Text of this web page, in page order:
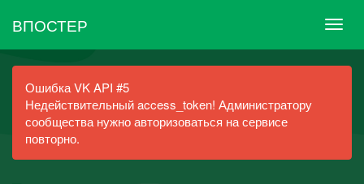
ВПОСТЕР
Ошибка VK API #5
Недействительный access_token! Администратору
сообщества нужно авторизоваться на сервисе
повторно.